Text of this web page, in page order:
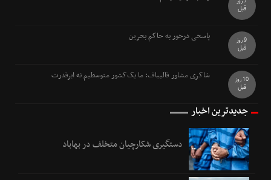
قبل
پاسخی درخور به حاکم بحرین
9 روز
قبل
شاکری مشاور قالیباف: ما یک‌کشور متوسطیم نه ابرقدرت
10 روز
قبل
جدیدترین اخبار
دستگیری شکارچیان متخلف در بهاباد